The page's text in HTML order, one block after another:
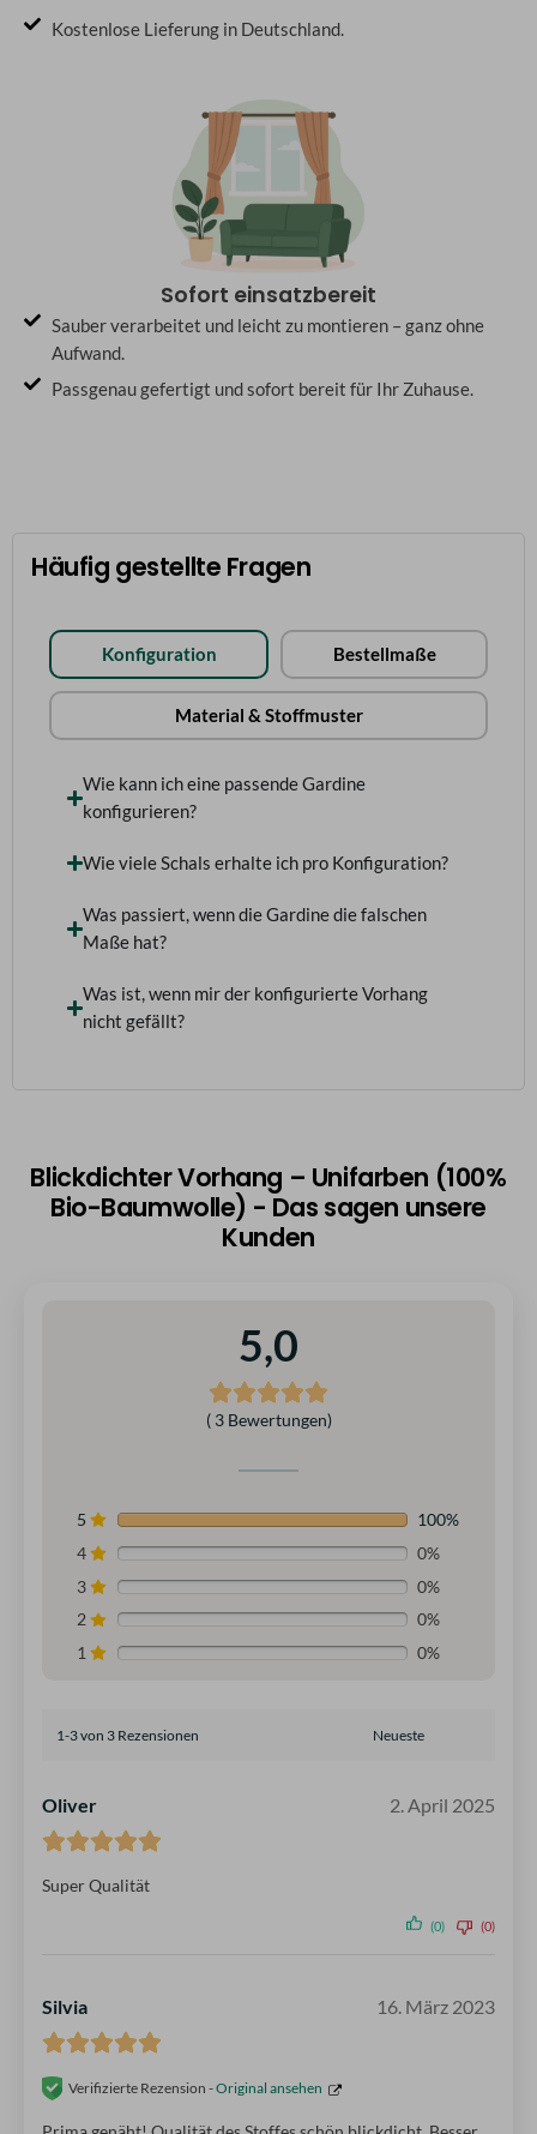
Kostenlose Lieferung in Deutschland.
Sofort einsatzbereit
Sauber verarbeitet und leicht zu montieren – ganz ohne
Aufwand.
Passgenau gefertigt und sofort bereit für Ihr Zuhause.
Häufig gestellte Fragen
Konfiguration Bestellmaße
Material & Stoffmuster
Wie kann ich eine passende Gardine
konfigurieren?
Wie viele Schals erhalte ich pro Konfiguration?
Was passiert, wenn die Gardine die falschen
Maße hat?
Was ist, wenn mir der konfigurierte Vorhang
nicht gefällt?
Blickdichter Vorhang – Unifarben (100%
Bio-Baumwolle) - Das sagen unsere
Kunden
5,0
( 3 Bewertungen)
5
100%
4
0%
3
0%
2
0%
1
0%
1-3 von 3 Rezensionen
Oliver 2. April 2025
Super Qualität
(0) (0)
Silvia 16. März 2023
Verifizierte Rezension -Original ansehen